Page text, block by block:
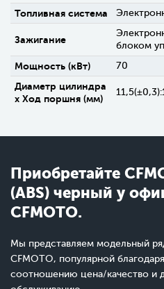
Топливная система
Зажигание
блоком
Мощность (кВт) 70
Диаметр цилиндра
х Ход поршня (мм)
Приобретайте
(ABS) черный у
CFMOTO.
Мы представляем модельный
CFMOTO, популярной
соотношению цена/качество и